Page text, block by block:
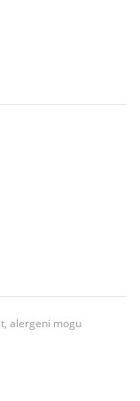
alergeni mogu